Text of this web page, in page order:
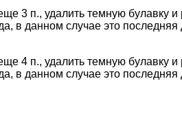
3 п., удалить темную булавку и
в данном случае это
4 п., удалить темную булавку и
в данном случае это